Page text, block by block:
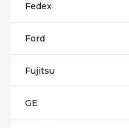
Fedex
Ford
Fujitsu
GE